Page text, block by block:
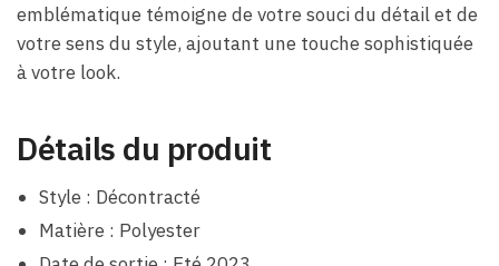
emblématique témoigne de votre souci du détail et de
votre sens du style, ajoutant une touche sophistiquée
à votre look.
Détails du produit
Style : Décontracté
Matière : Polyester